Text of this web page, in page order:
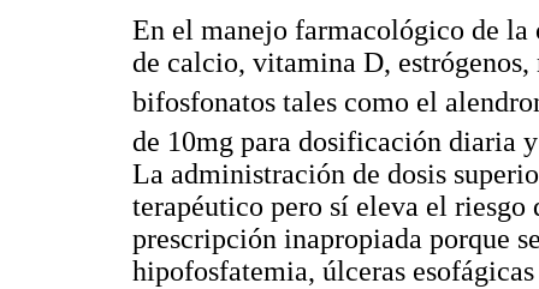
En el manejo farmacológico de la
de calcio, vitamina D, estrógenos,
bifosfonatos tales como el
de 10mg para dosificación diaria
La administración de dosis
terapéutico pero sí eleva el riesgo
prescripción inapropiada porque
hipofosfatemia, úlceras